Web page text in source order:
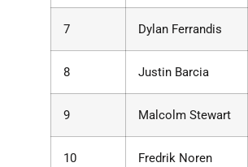
7 Dylan Ferrandis
8 Justin Barcia
9 Malcolm Stewart
10 Fredrik Noren